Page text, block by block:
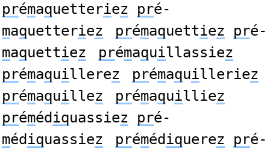
prémaquetteriez pré-
maquetteriez prémaquettiez pré-
maquettiez prémaquillassiez
prémaquillerez prémaquilleriez
prémaquillez prémaquilliez
préméd iquassiez pré-
méd iquassiez préméd iquerez pré-